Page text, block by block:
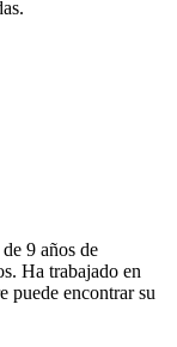
9 años de
Ha trabajado en
puede encontrar su